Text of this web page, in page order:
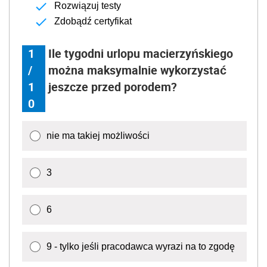
Rozwiązuj testy
Zdobądź certyfikat
1
/
1
0
Ile tygodni urlopu macierzyńskiego
można maksymalnie wykorzystać
jeszcze przed porodem?
nie ma takiej możliwości
3
6
9 - tylko jeśli pracodawca wyrazi na to zgodę